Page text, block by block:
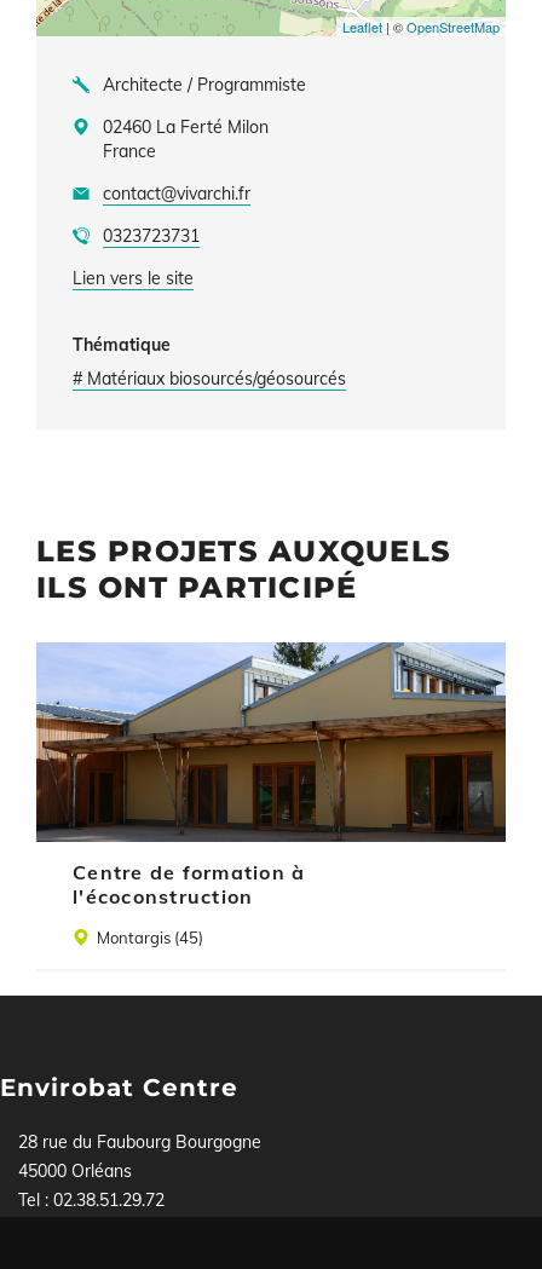
Leaflet| ©OpenStreetMap
Architecte / Programmiste
02460 La Ferté Milon
France
contact@vivarchi.fr
0323723731
Lien vers le site
Thématique
# Matériaux biosourcés/géosourcés
LES PROJETS AUXQUELS
ILS ONT PARTICIPÉ
Centre de formation à
l'écoconstruction
Montargis (45)
Envirobat Centre
28 rue du Faubourg Bourgogne
45000 Orléans
Tel : 02.38.51.29.72